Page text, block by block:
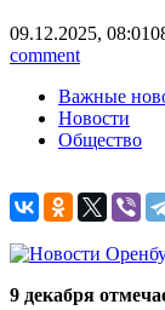
09.12.2025, 08:01
comment
Важные
Новости
Общество
9 декабря